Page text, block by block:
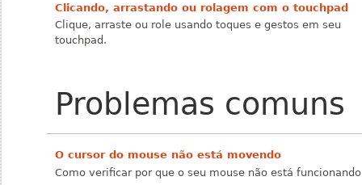
Clicando, arrastando ou rolagem com o touchpad
Clique, arraste ou role usando toques e gestos em seu
touchpad.
Problemas comuns
O cursor do mouse não está movendo
Como verificar por que o seu mouse não está